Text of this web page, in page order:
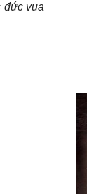
đức vua